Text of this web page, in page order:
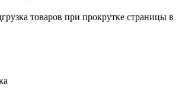
товаров при прокрутке страницы в